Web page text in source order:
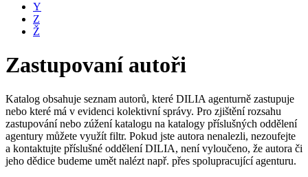
Y
Z
Ž
Zastupovaní autoři
Katalog obsahuje seznam autorů, které DILIA agenturně zastupuje
nebo které má v evidenci kolektivní správy. Pro zjištění rozsahu
zastupování nebo zúžení katalogu na katalogy příslušných oddělení
agentury můžete využít filtr. Pokud jste autora nenalezli, nezoufejte
a kontaktujte příslušné oddělení DILIA, není vyloučeno, že autora či
jeho dědice budeme umět nalézt např. přes spolupracující agenturu.